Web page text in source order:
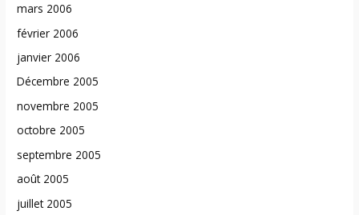
mars 2006
février 2006
janvier 2006
Décembre 2005
novembre 2005
octobre 2005
septembre 2005
août 2005
juillet 2005